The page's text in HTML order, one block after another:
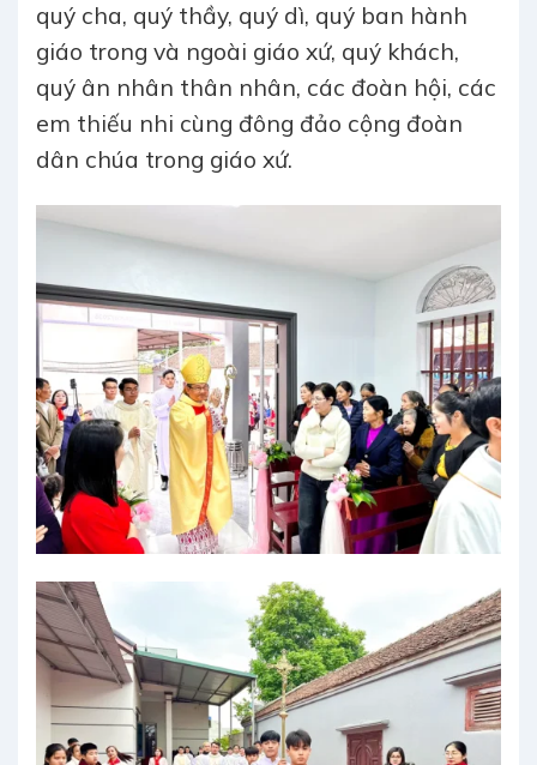
quý cha, quý thầy, quý dì, quý ban hành
giáo trong và ngoài giáo xứ, quý khách,
quý ân nhân thân nhân, các đoàn hội, các
em thiếu nhi cùng đông đảo cộng đoàn
dân chúa trong giáo xứ.